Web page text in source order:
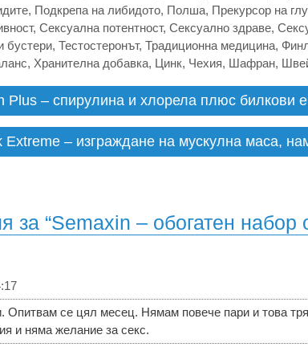
, Подкрепа на либидото, Полша, Прекурсор на
, Сексуална потентност, Сексуално здраве,
бустери, Тестостеронът, Традиционна медицина,
, Хранителна добавка, Цинк, Чехия, Шафран,
Plus – спирулина и хлорела плюс билкови
Extreme – изграждане на мускулна маса,
за “Semaxin – обогатен набор
Опитвам се цял месец. Нямам повече пари и това
и няма желание за секс.